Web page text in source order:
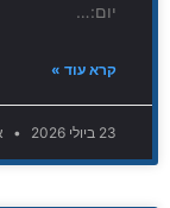
יום:…
קרא עוד »
23 ביולי 2026